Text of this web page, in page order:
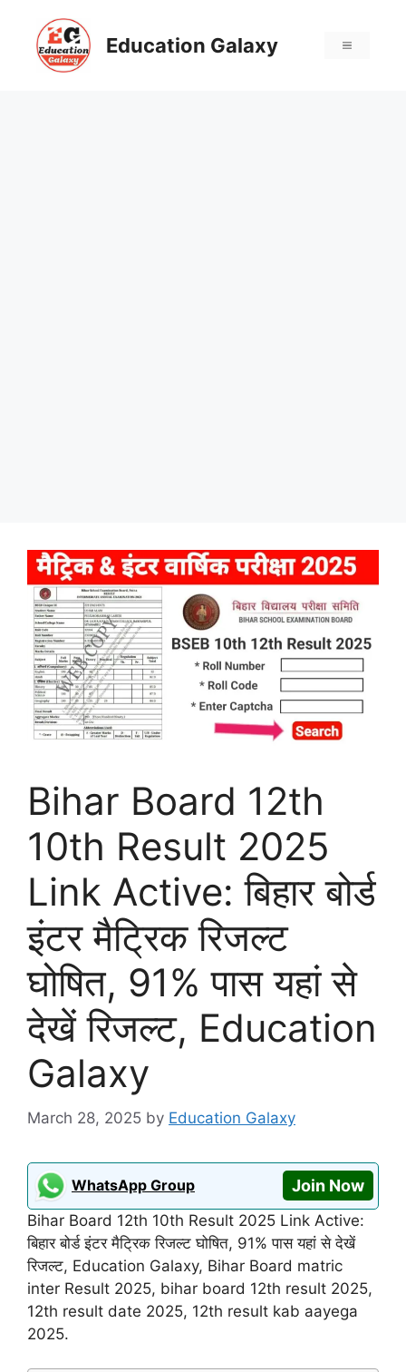
content
Education Galaxy Menu
Bihar Board 12th
10th Result 2025
Link Active: बिहार बोर्ड
इंटर मैट्रिक रिजल्ट
घोषित, 91% पास यहां से
देखें रिजल्ट, Education
Galaxy
March 28, 2025 by Education Galaxy
WhatsApp Group Join Now
Bihar Board 12th 10th Result 2025 Link Active:
बिहार बोर्ड इंटर मैट्रिक रिजल्ट घोषित, 91% पास यहां से देखें
रिजल्ट, Education Galaxy, Bihar Board matric
inter Result 2025, bihar board 12th result 2025,
12th result date 2025, 12th result kab aayega
2025.